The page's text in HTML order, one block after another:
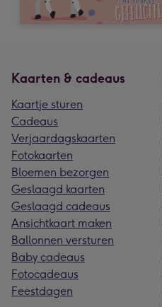
Kaarten & cadeaus
Kaartje sturen
Cadeaus
Verjaardagskaarten
Fotokaarten
Bloemen bezorgen
Geslaagd kaarten
Geslaagd cadeaus
Ansichtkaart maken
Ballonnen versturen
Baby cadeaus
Fotocadeaus
Feestdagen